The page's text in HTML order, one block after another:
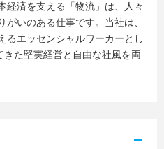
経済を支える「物流」は、人々
いのある仕事です。当社は、
るエッセンシャルワーカーとし
た堅実経営と自由な社風を両